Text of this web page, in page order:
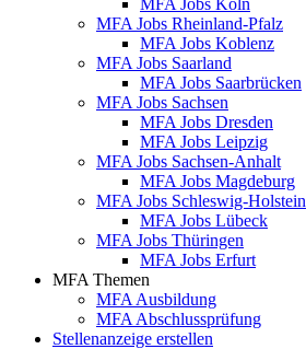
MFA Jobs Rheinland-Pfalz
MFA Jobs Koblenz
MFA Jobs Saarland
MFA Jobs Saarbrücken
MFA Jobs Sachsen
MFA Jobs Dresden
MFA Jobs Leipzig
MFA Jobs Sachsen-Anhalt
MFA Jobs Magdeburg
MFA Jobs Schleswig-Holstein
MFA Jobs Lübeck
MFA Jobs Thüringen
MFA Jobs Erfurt
MFA Themen
MFA Ausbildung
MFA Abschlussprüfung
Stellenanzeige erstellen